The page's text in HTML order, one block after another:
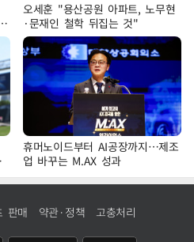
오세훈 "용산공원 아파트, 노무현
·문재인 철학 뒤집는 것"
휴머노이드부터 AI공장까지…제조
업 바꾸는 M.AX 성과
판매 약관·정책 고충처리